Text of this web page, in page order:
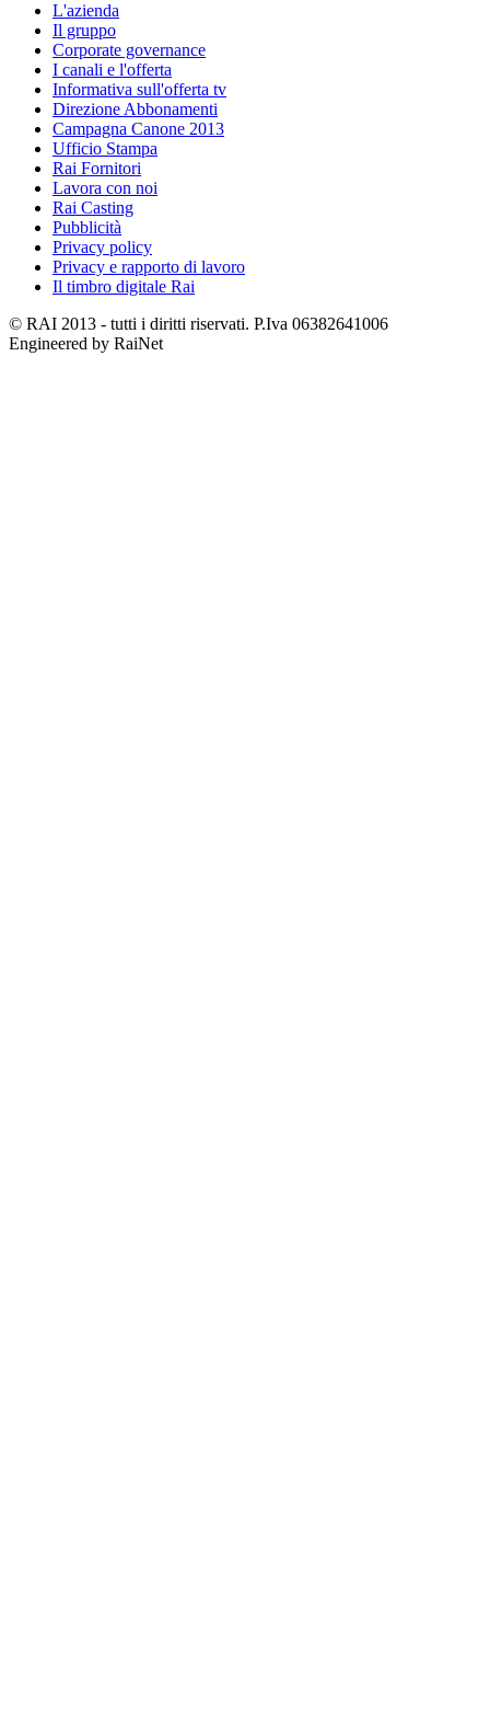
L'azienda
Il gruppo
Corporate governance
I canali e l'offerta
Informativa sull'offerta tv
Direzione Abbonamenti
Campagna Canone 2013
Ufficio Stampa
Rai Fornitori
Lavora con noi
Rai Casting
Pubblicità
Privacy policy
Privacy e rapporto di lavoro
Il timbro digitale Rai
© RAI 2013 - tutti i diritti riservati. P.Iva 06382641006
Engineered by RaiNet